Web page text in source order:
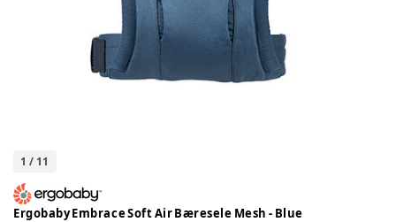
1 / 11
Ergobaby Embrace Soft Air Bæresele Mesh - Blue